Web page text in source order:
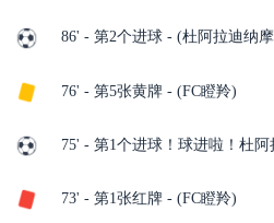
86' - 第2个进球 - (杜阿拉迪纳
76' - 第5张黄牌 - (FC瞪羚)
75' - 第1个进球！球进啦！杜
73' - 第1张红牌 - (FC瞪羚)